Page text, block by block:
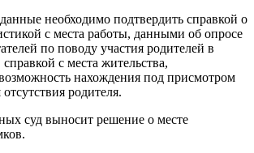
необходимо подтвердить справкой о
с места работы, данными об опросе
по поводу участия родителей в
с места жительства,
нахождения под присмотром
родителя.
суд выносит решение о месте